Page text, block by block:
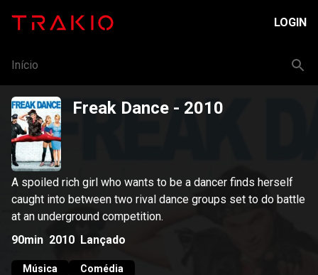
LOGIN
Início
Freak Dance - 2010
A spoiled rich girl who wants to be a dancer finds herself
caught into between two rival dance groups set to do battle
at an underground competition.
90min 2010 Lançado
Música Comédia